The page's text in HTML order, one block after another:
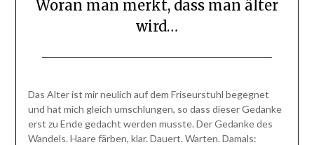
Woran man merkt, dass man älter
wird…
14.
Mai
2014
Das Alter ist mir neulich auf dem Friseurstuhl begegnet
und hat mich gleich umschlungen, so dass dieser Gedanke
erst zu Ende gedacht werden musste. Der Gedanke des
Wandels. Haare färben, klar. Dauert. Warten. Damals: